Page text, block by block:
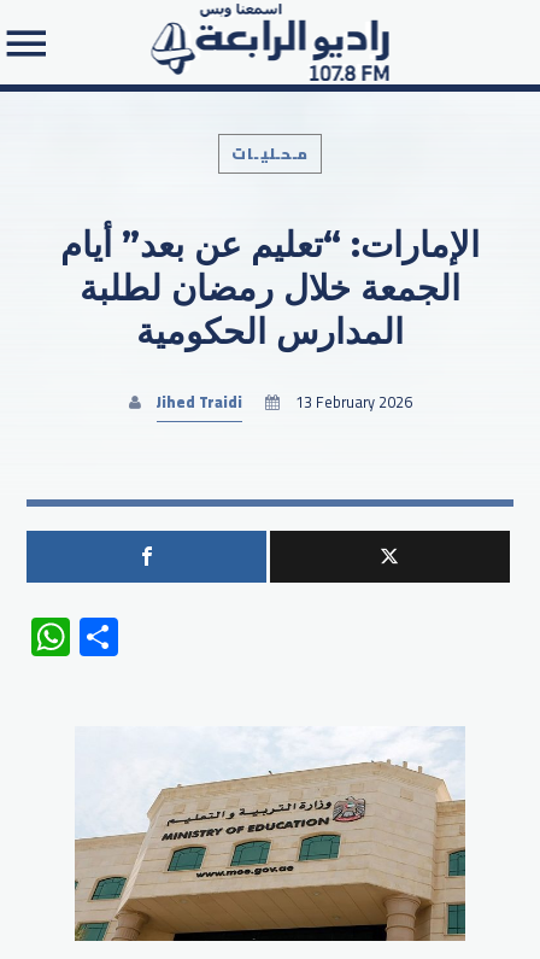
Search in the website:
مـحـليـات
الإمارات: “تعليم عن بعد” أيام
الجمعة خلال رمضان لطلبة
المدارس الحكومية
Jihed Traidi 13 February 2026
WhatsApp